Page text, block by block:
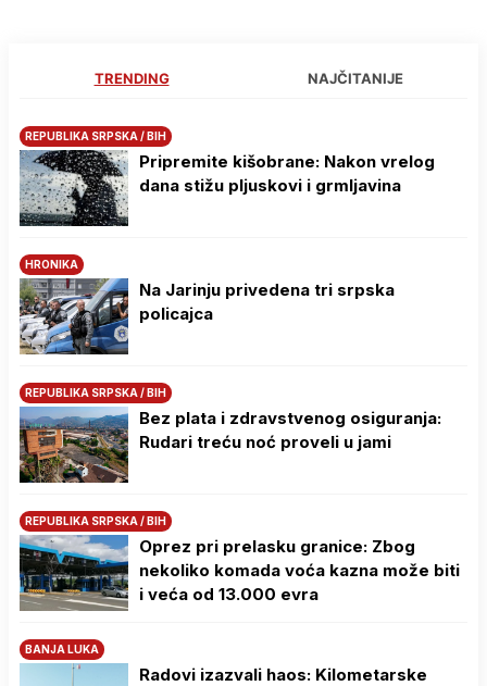
TRENDING NAJČITANIJE
REPUBLIKA SRPSKA / BIH
Pripremite kišobrane: Nakon vrelog
dana stižu pljuskovi i grmljavina
HRONIKA
Na Јarinju privedena tri srpska
policajca
REPUBLIKA SRPSKA / BIH
Bez plata i zdravstvenog osiguranja:
Rudari treću noć proveli u jami
REPUBLIKA SRPSKA / BIH
Oprez pri prelasku granice: Zbog
nekoliko komada voća kazna može biti
i veća od 13.000 evra
BANJA LUKA
Radovi izazvali haos: Kilometarske